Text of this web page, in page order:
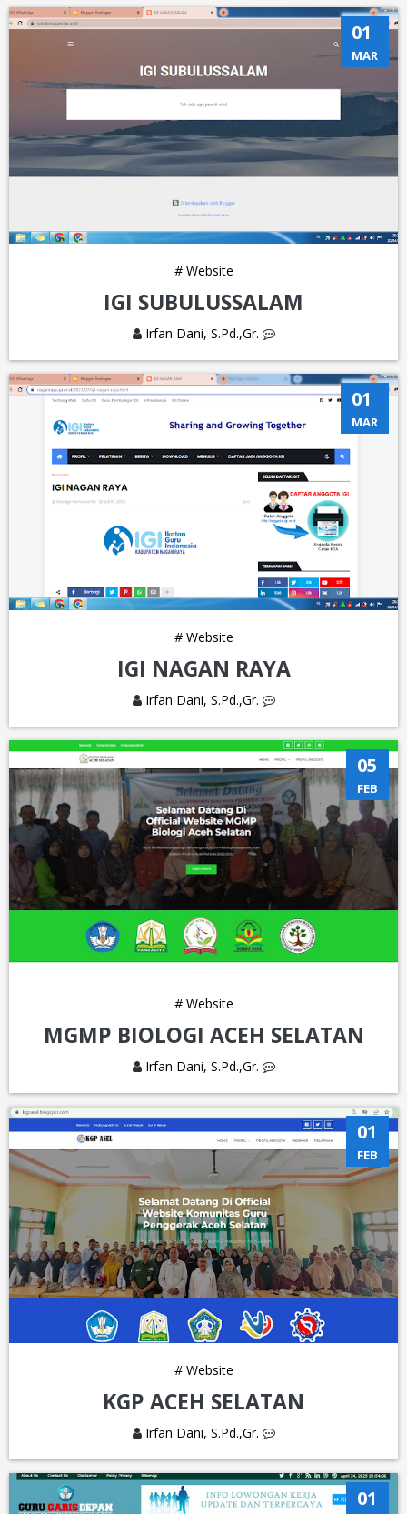
01
MAR
#Website
IGI SUBULUSSALAM
Irfan Dani, S.Pd.,Gr.
01
MAR
#Website
IGI NAGAN RAYA
Irfan Dani, S.Pd.,Gr.
05
FEB
#Website
MGMP BIOLOGI ACEH SELATAN
Irfan Dani, S.Pd.,Gr.
01
FEB
#Website
KGP ACEH SELATAN
Irfan Dani, S.Pd.,Gr.
01